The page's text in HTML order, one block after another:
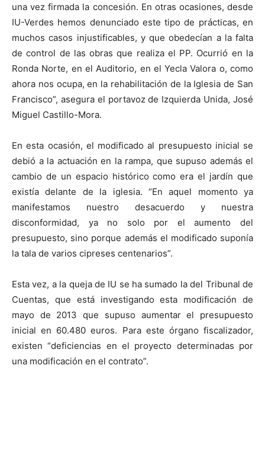
una vez firmada la concesión. En otras ocasiones, desde
IU-Verdes hemos denunciado este tipo de prácticas, en
muchos casos injustificables, y que obedecían a la falta
de control de las obras que realiza el PP. Ocurrió en la
Ronda Norte, en el Auditorio, en el Yecla Valora o, como
ahora nos ocupa, en la rehabilitación de la Iglesia de San
Francisco”, asegura el portavoz de Izquierda Unida, José
Miguel Castillo-Mora.
En esta ocasión, el modificado al presupuesto inicial se
debió a la actuación en la rampa, que supuso además el
cambio de un espacio histórico como era el jardín que
existía delante de la iglesia. “En aquel momento ya
manifestamos nuestro desacuerdo y nuestra
disconformidad, ya no solo por el aumento del
presupuesto, sino porque además el modificado suponía
la tala de varios cipreses centenarios”.
Esta vez, a la queja de IU se ha sumado la del Tribunal de
Cuentas, que está investigando esta modificación de
mayo de 2013 que supuso aumentar el presupuesto
inicial en 60.480 euros. Para este órgano fiscalizador,
existen “deficiencias en el proyecto determinadas por
una modificación en el contrato”.